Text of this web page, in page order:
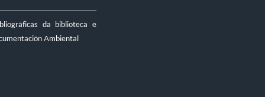
da biblioteca e
Ambiental